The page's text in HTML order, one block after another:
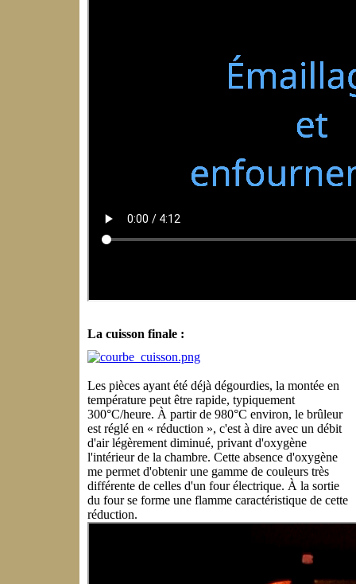
La cuisson finale :
Les pièces ayant été déjà dégourdies, la montée en
température peut être rapide, typiquement
300°C/heure. À partir de 980°C environ, le brûleur
est réglé en « réduction », c'est à dire avec un débit
d'air légèrement diminué, privant d'oxygène
l'intérieur de la chambre. Cette absence d'oxygène
me permet d'obtenir une gamme de couleurs très
différente de celles d'un four électrique. À la sortie
du four se forme une flamme caractéristique de cette
réduction.